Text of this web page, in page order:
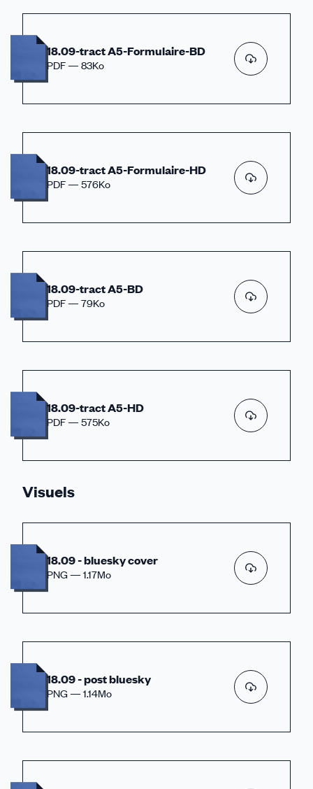
18.09-tract A5-Formulaire-BD
PDF — 83Ko
18.09-tract A5-Formulaire-HD
PDF — 576Ko
18.09-tract A5-BD
PDF — 79Ko
18.09-tract A5-HD
PDF — 575Ko
Visuels
18.09 - bluesky cover
PNG — 1.17Mo
18.09 - post bluesky
PNG — 1.14Mo